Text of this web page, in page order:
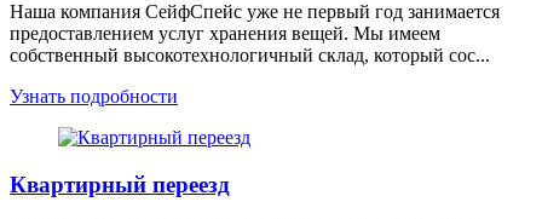
Наша компания СейфСпейс уже не первый год занимается
предоставлением услуг хранения вещей. Мы имеем
собственный высокотехнологичный склад, который сос...
Узнать подробности
Квартирный переезд